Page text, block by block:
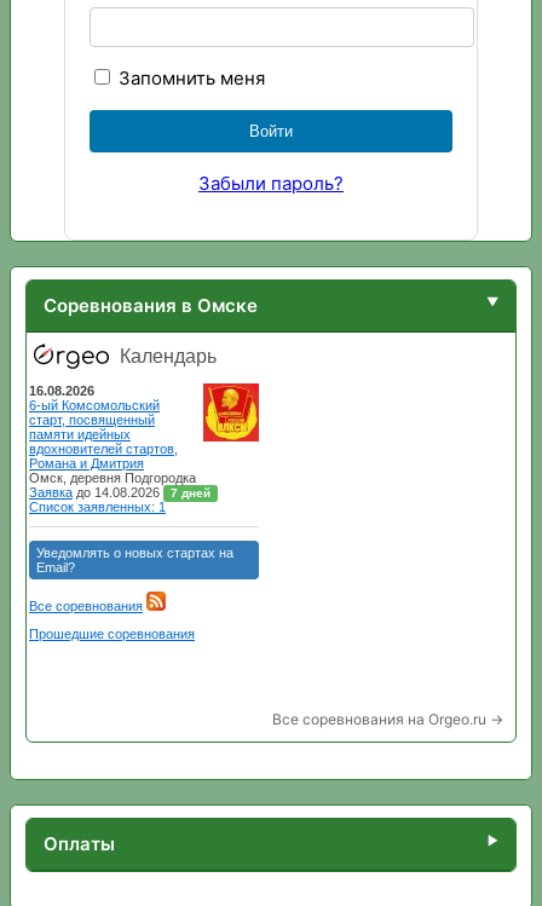
Запомнить меня
Забыли пароль?
Соревнования в Омске
Все соревнования на Orgeo.ru →
Оплаты